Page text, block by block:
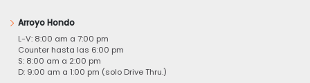
Arroyo Hondo
L-V: 8:00 am a 7:00 pm
Counter hasta las 6:00 pm
S: 8:00 am a 2:00 pm
D: 9:00 am a 1:00 pm (solo Drive Thru.)